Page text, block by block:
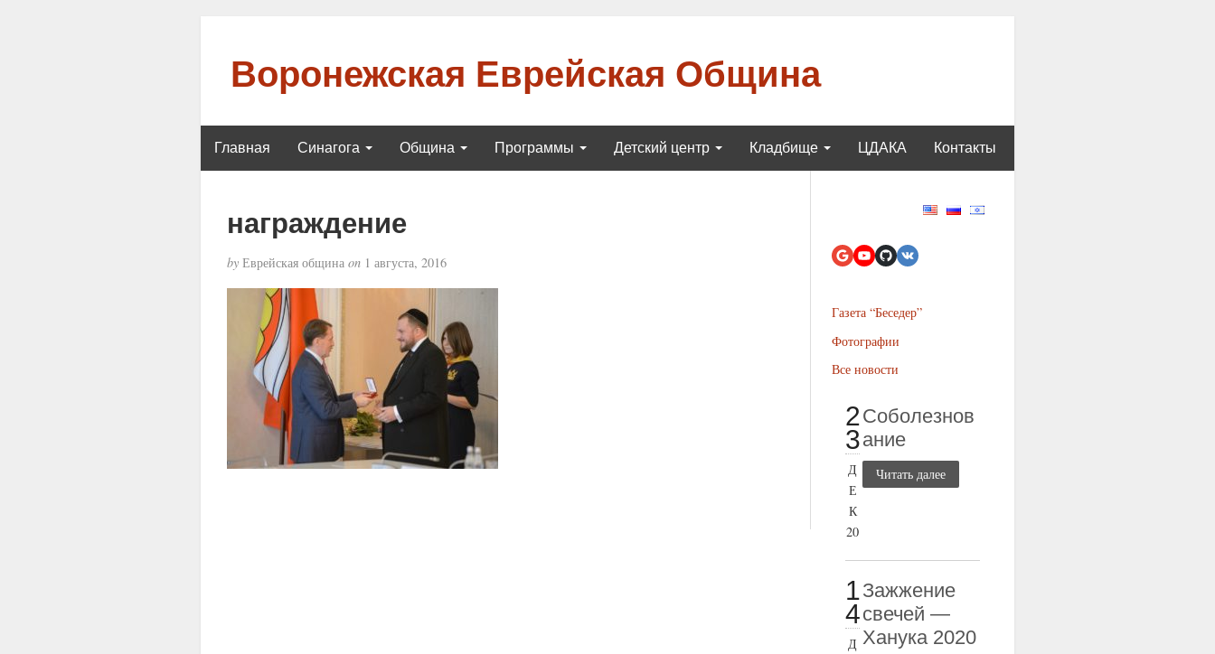
Воронежская Еврейская Община
Главная Синагога Община Программы Детский центр Кладбище ЦДАКА Контакты
награждение
byЕврейская община on1 августа, 2016
Газета “Беседер”
Фотографии
Все новости
2
3
Д
Е
К
20
Соболезнов
ание
Читать далее
1
4
Д
Зажжение
свечей —
Ханука 2020